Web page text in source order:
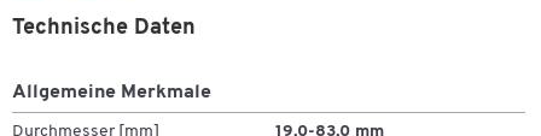
Durchmesserbereich: 19,0-83,0 mm
Gewicht: 600 g
Technische Daten
Allgemeine Merkmale
Durchmesser [mm] 19,0-83,0 mm